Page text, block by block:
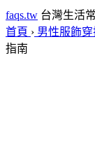
faqs.tw 台灣生活
首頁 › 男性服飾穿
指南